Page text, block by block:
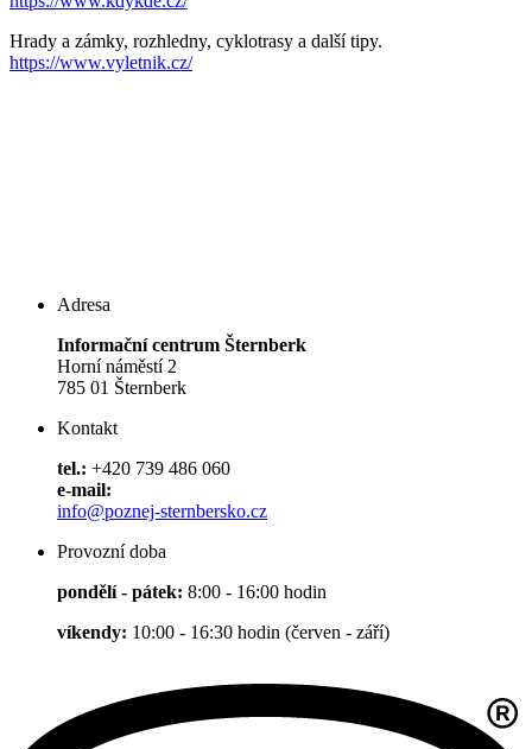
Hrady a zámky, rozhledny, cyklotrasy a další tipy.
https://www.vyletnik.cz/
Adresa
Informační centrum Šternberk
Horní náměstí 2
785 01 Šternberk
Kontakt
tel.: +420 739 486 060
e-mail:
info@poznej-sternbersko.cz
Provozní doba
pondělí - pátek: 8:00 - 16:00 hodin
víkendy: 10:00 - 16:30 hodin (červen - září)